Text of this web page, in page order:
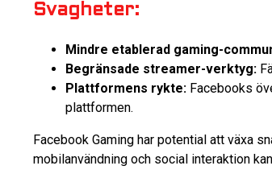
Svagheter:
Mindre etablerad gaming-
Begränsade streamer-verktyg:
Plattformens rykte: Facebooks
plattformen.
Facebook Gaming har potential att växa
mobilanvändning och social interaktion